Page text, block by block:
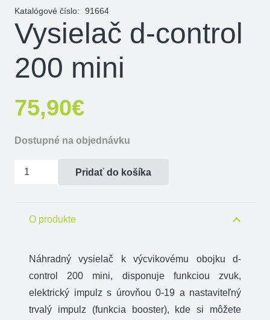
Katalógové číslo: 91664
Vysielač d-control
200 mini
75,90€
Dostupné na objednávku
množstvo
control
Pridať do košíka
O produkte
Náhradný vysielač k výcvikovému obojku d-
control 200 mini, disponuje funkciou zvuk,
elektrický impulz s úrovňou 0-19 a nastaviteľný
trvalý impulz (funkcia booster), kde si môžete